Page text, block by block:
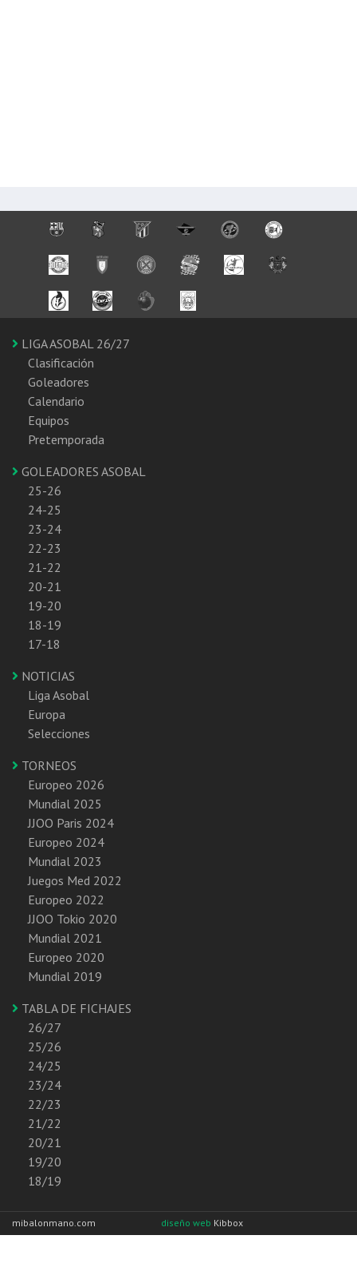
LIGA ASOBAL 26/27
Clasificación
Goleadores
Calendario
Equipos
Pretemporada
GOLEADORES ASOBAL
25-26
24-25
23-24
22-23
21-22
20-21
19-20
18-19
17-18
NOTICIAS
Liga Asobal
Europa
Selecciones
TORNEOS
Europeo 2026
Mundial 2025
JJOO Paris 2024
Europeo 2024
Mundial 2023
Juegos Med 2022
Europeo 2022
JJOO Tokio 2020
Mundial 2021
Europeo 2020
Mundial 2019
TABLA DE FICHAJES
26/27
25/26
24/25
23/24
22/23
21/22
20/21
19/20
18/19
mibalonmano.com diseño web Kibbox